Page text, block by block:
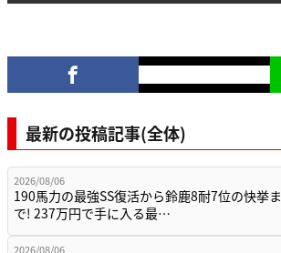
最新の投稿記事(全体)
2026/08/06
190馬力の最強SS復活から鈴鹿8耐7位の快挙ま
で! 237万円で手に入る最…
2026/08/06